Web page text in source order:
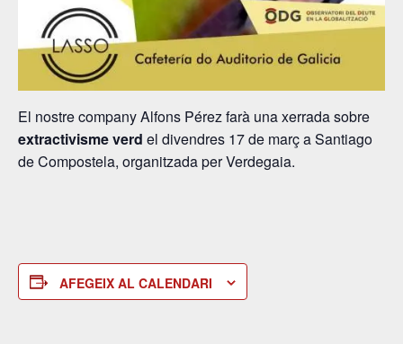
El nostre company Alfons Pérez farà una xerrada sobre
extractivisme verd el divendres 17 de març a Santiago
de Compostela, organitzada per Verdegaia.
AFEGEIX AL CALENDARI